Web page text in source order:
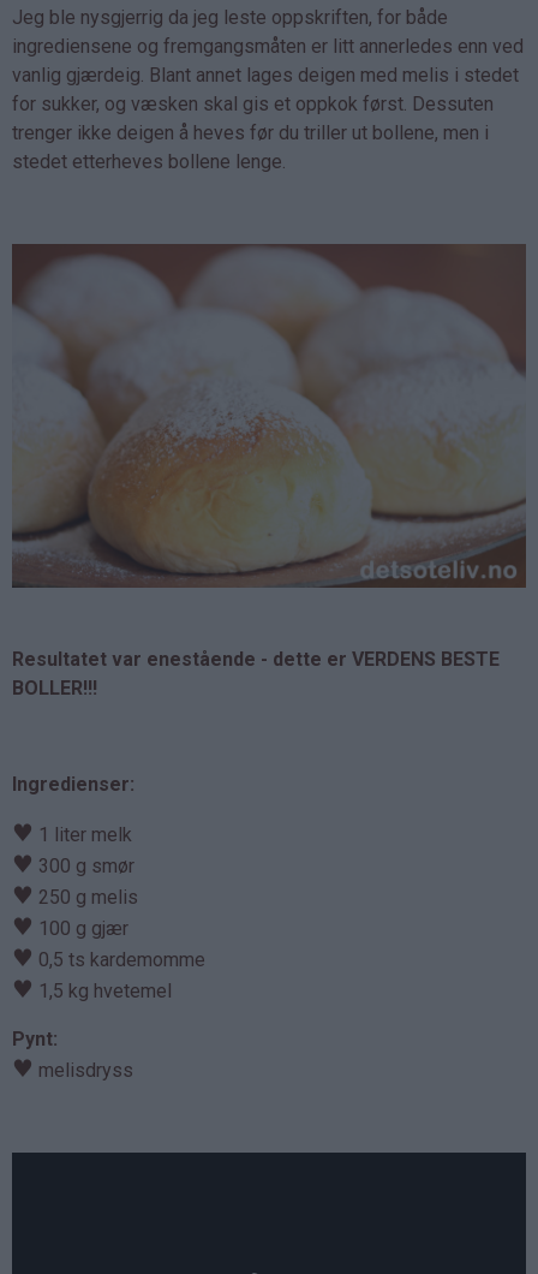
Jeg ble nysgjerrig da jeg leste oppskriften, for både
ingrediensene og fremgangsmåten er litt annerledes enn ved
vanlig gjærdeig. Blant annet lages deigen med melis i stedet
for sukker, og væsken skal gis et oppkok først. Dessuten
trenger ikke deigen å heves før du triller ut bollene, men i
stedet etterheves bollene lenge.
Resultatet var enestående - dette er VERDENS BESTE
BOLLER!!!
Ingredienser:
♥ 1 liter melk
♥ 300 g smør
♥ 250 g melis
♥ 100 g gjær
♥ 0,5 ts kardemomme
♥ 1,5 kg hvetemel
Pynt:
♥ melisdryss